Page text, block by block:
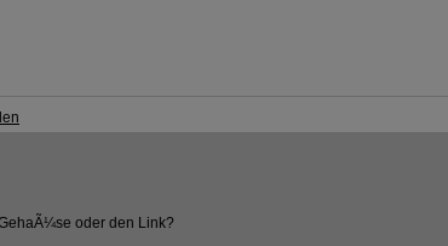
oder den Link?